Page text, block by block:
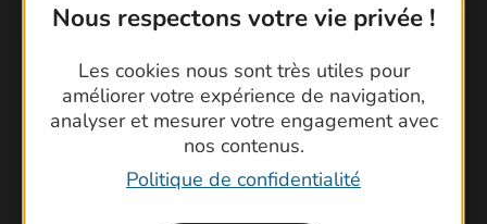
Nous respectons votre vie privée !
Les cookies nous sont très utiles pour
améliorer votre expérience de navigation,
analyser et mesurer votre engagement avec
nos contenus.
Politique de confidentialité